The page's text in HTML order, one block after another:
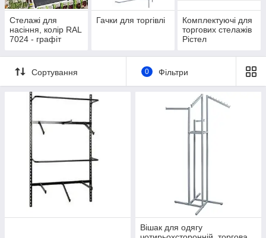
Стелажі для
насіння, колір RAL
7024 - графіт
Гачки для торгівлі
Комплектуючі для
торгових стелажів
Рістел
Сортування 0 Фільтри
Вішак для одягу